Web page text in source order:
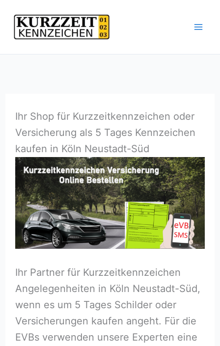
Inhalt
springen
Ihr Shop für Kurzzeitkennzeichen oder
Versicherung als 5 Tages Kennzeichen
kaufen in Köln Neustadt-Süd
Ihr Partner für Kurzzeitkennzeichen
Angelegenheiten in Köln Neustadt-Süd,
wenn es um 5 Tages Schilder oder
Versicherungen kaufen angeht. Für die
EVBs verwenden unsere Experten eine